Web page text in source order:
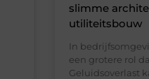
slimme
utiliteitsbouw
In
een grotere rol
Geluidsoverlast